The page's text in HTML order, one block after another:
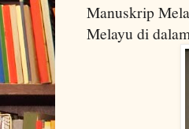
Manuskrip
Melayu di